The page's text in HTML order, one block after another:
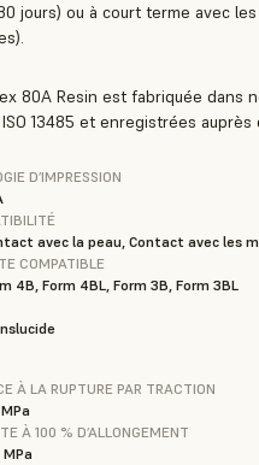
jours) ou à court terme avec
80A Resin est fabriquée dans
13485 et enregistrées auprès
D’IMPRESSION
avec la peau, Contact avec les
COMPATIBLE
4B, Form 4BL, Form 3B, Form 3BL
À LA RUPTURE PAR TRACTION
À 100 % D’ALLONGEMENT